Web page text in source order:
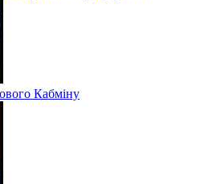
Кабміну